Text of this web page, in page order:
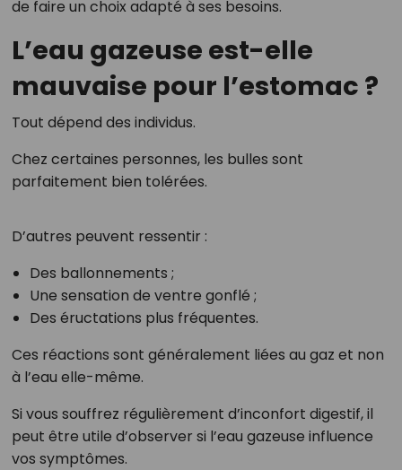
de faire un choix adapté à ses besoins.
L’eau gazeuse est-elle
mauvaise pour l’estomac ?
Tout dépend des individus.
Chez certaines personnes, les bulles sont
parfaitement bien tolérées.
D’autres peuvent ressentir :
Des ballonnements ;
Une sensation de ventre gonflé ;
Des éructations plus fréquentes.
Ces réactions sont généralement liées au gaz et non
à l’eau elle-même.
Si vous souffrez régulièrement d’inconfort digestif, il
peut être utile d’observer si l’eau gazeuse influence
vos symptômes.